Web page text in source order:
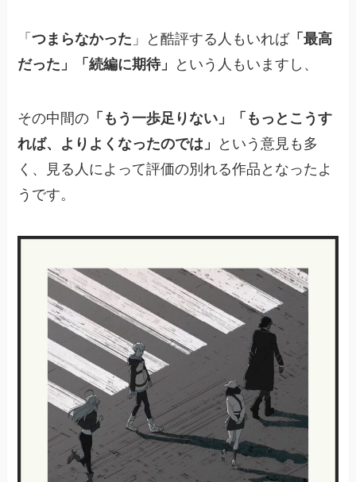
「つまらなかった 」と酷評する人もいれば「最高
だった」「続編に期待」
という人もいますし、
その中間の 「もう一歩足りない」「もっとこうす
れば、よりよくなったのでは」
という意見も多
く、見る人によって評価の別れる作品となったよ
うです。